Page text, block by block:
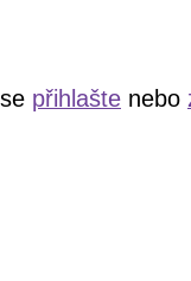
přihlašte nebo